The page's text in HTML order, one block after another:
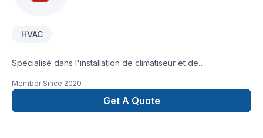
HVAC
Spécialisé dans l'installation de climatiseur et de
Member Since 2020
Get A Quote